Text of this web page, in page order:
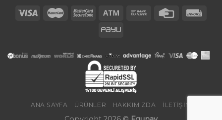
ANA SAYFA ÜRÜNLER HAKKIMIZDA İLETIŞIM